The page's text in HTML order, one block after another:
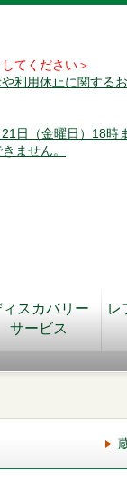
てください＞
利用休止に関する
日（金曜日）18時
ません。
ィスカバリー
サービス
レ